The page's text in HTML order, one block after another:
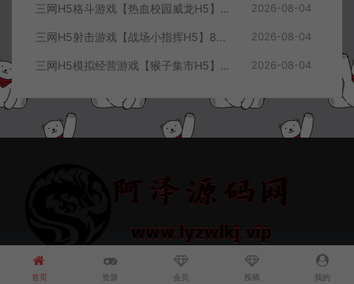
三网H5格斗游戏【热血校园威龙H5】8月最新整理Linux手工服务端+Win一键服务端+解压即玩+简易安卓客户端+详细搭建教程 2026-08-04
三网H5射击游戏【战场小指挥H5】8月最新整理Linux手工服务端+Win一键服务端+解压即玩+简易安卓客户端+详细搭建教程 2026-08-04
三网H5模拟经营游戏【猴子集市H5】8月最新整理Linux手工服务端+Win一键服务端+解压即玩+简易安卓客户端+详细搭建教程 2026-08-04
© 2021~2026 阿泽源码网 www.lyzwlkj.vip 冷雨泽
豫
ICP备2022000516号-1
首页 资源 会员 投稿 我的